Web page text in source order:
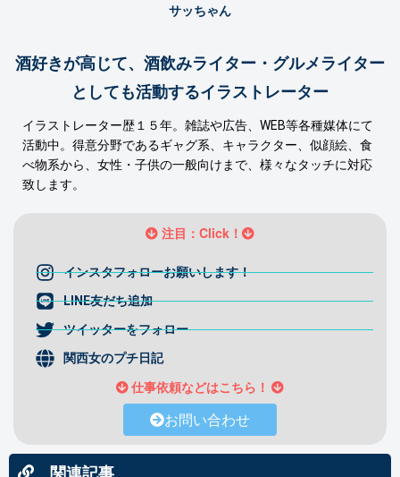
サッちゃん
酒好きが高じて、酒飲みライター・グルメライター
としても活動するイラストレーター
イラストレーター歴１５年。雑誌や広告、WEB等各種媒体にて
活動中。得意分野であるギャグ系、キャラクター、似顔絵、食
べ物系から、女性・子供の一般向けまで、様々なタッチに対応
致します。
注目：Click！
インスタフォローお願いします！
LINE友だち追加
ツイッターをフォロー
関西女のプチ日記
仕事依頼などはこちら！
お問い合わせ